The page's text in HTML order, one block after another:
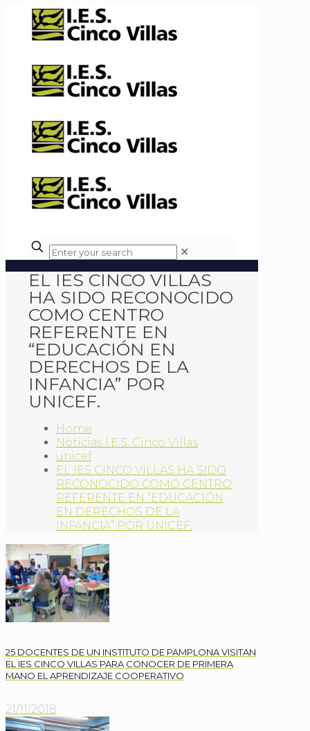
✕
EL IES CINCO VILLAS
HA SIDO RECONOCIDO
COMO CENTRO
REFERENTE EN
“EDUCACIÓN EN
DERECHOS DE LA
INFANCIA” POR
UNICEF.
Home
Noticias I.E.S. Cinco Villas
unicef
EL IES CINCO VILLAS HA SIDO
RECONOCIDO COMO CENTRO
REFERENTE EN “EDUCACIÓN
EN DERECHOS DE LA
INFANCIA” POR UNICEF.
25 DOCENTES DE UN INSTITUTO DE PAMPLONA VISITAN
EL IES CINCO VILLAS PARA CONOCER DE PRIMERA
MANO EL APRENDIZAJE COOPERATIVO
21/11/2018